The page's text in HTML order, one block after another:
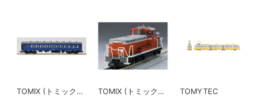
TOMIX (トミックス) TOMIX (トミックス) TOMYTEC